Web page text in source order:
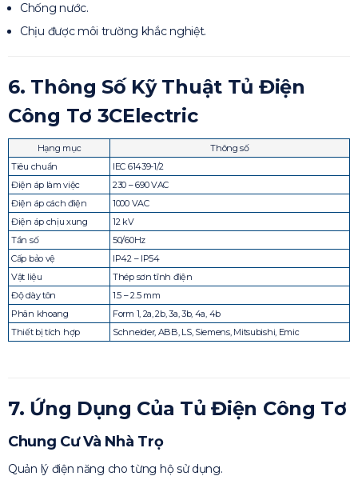
Chống nước.
Chịu được môi trường khắc nghiệt.
6. Thông Số Kỹ Thuật Tủ Điện
Công Tơ 3CElectric
Hạng mục
Thông số
Tiêu chuẩn
IEC 61439-1/2
Điện áp làm việc
230 – 690 VAC
Điện áp cách điện
1000 VAC
Điện áp chịu xung
12 kV
Tần số
50/60Hz
Cấp bảo vệ
IP42 – IP54
Vật liệu
Thép sơn tĩnh điện
Độ dày tôn
1.5 – 2.5 mm
Phân khoang
Form 1, 2a, 2b, 3a, 3b, 4a, 4b
Thiết bị tích hợp
Schneider, ABB, LS, Siemens, Mitsubishi, Emic
7. Ứng Dụng Của Tủ Điện Công Tơ
Chung Cư Và Nhà Trọ
Quản lý điện năng cho từng hộ sử dụng.